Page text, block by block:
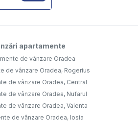
apartamente
de vânzare Oradea
de vânzare Oradea, Rogerius
de vânzare Oradea, Central
de vânzare Oradea, Nufarul
de vânzare Oradea, Valenta
de vânzare Oradea, Iosia